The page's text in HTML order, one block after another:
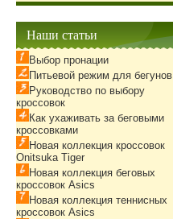
Наши статьи
Выбор пронации
Питьевой режим для бегунов
Руководство по выбору
кроссовок
Как ухаживать за беговыми
кроссовками
Новая коллекция кроссовок
Onitsuka Tiger
Новая коллекция беговых
кроссовок Asics
Новая коллекция теннисных
кроссовок Asics